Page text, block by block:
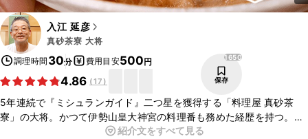
入江 延彦
真砂茶寮 大将
調理時間 30分 費用目安500円
4.86 (17)
1650
保存
5年連続で『ミシュランガイド』二つ星を獲得する「料理屋 真砂茶
寮」の大将。かつて伊勢山皇大神宮の料理番も務めた経歴を持つ。お
店のプライベートプランでは懐石料理と和菓子作り、盆略点前を通し
紹介文をすべて見る